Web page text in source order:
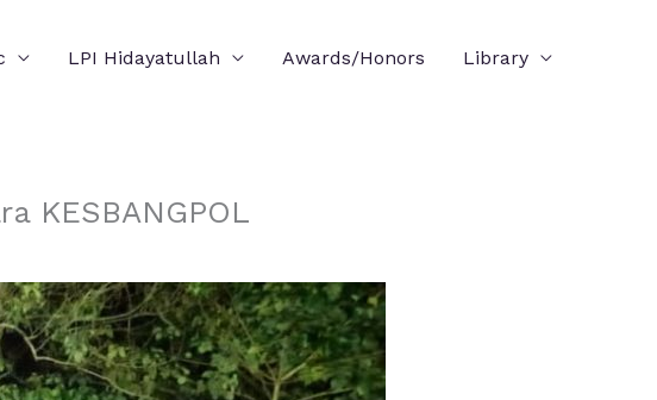
LPI Hidayatullah Awards/Honors Library
KESBANGPOL